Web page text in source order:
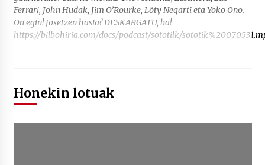
Ferrari, John Hudak, Jim O’Rourke, Löty Negarti eta Yoko Ono.
On egin! Josetzen hasia? DESKARGATU, ba!
https://bilbohiria.com/docs/podcast/sototilk/
Honekin lotuak